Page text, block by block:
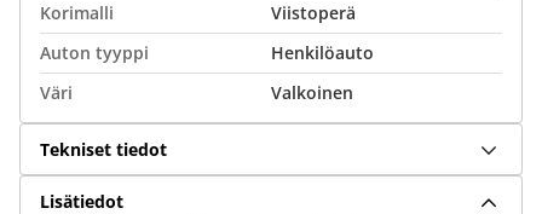
Korimalli
Viistoperä
Auton tyyppi
Henkilöauto
Väri
Valkoinen
Tekniset tiedot
Lisätiedot